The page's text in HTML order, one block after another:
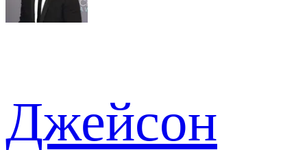
Джейсон